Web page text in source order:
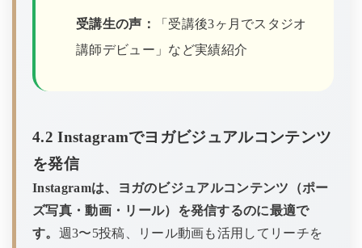
受講生の声：
「受講後3ヶ月でスタジオ
講師デビュー」など実績紹介
4.2 Instagramでヨガビジュアルコンテンツ
を発信
Instagramは、ヨガのビジュアルコンテンツ（ポー
ズ写真・動画・リール）を発信するのに最適で
す。 週3〜5投稿、リール動画も活用してリーチを